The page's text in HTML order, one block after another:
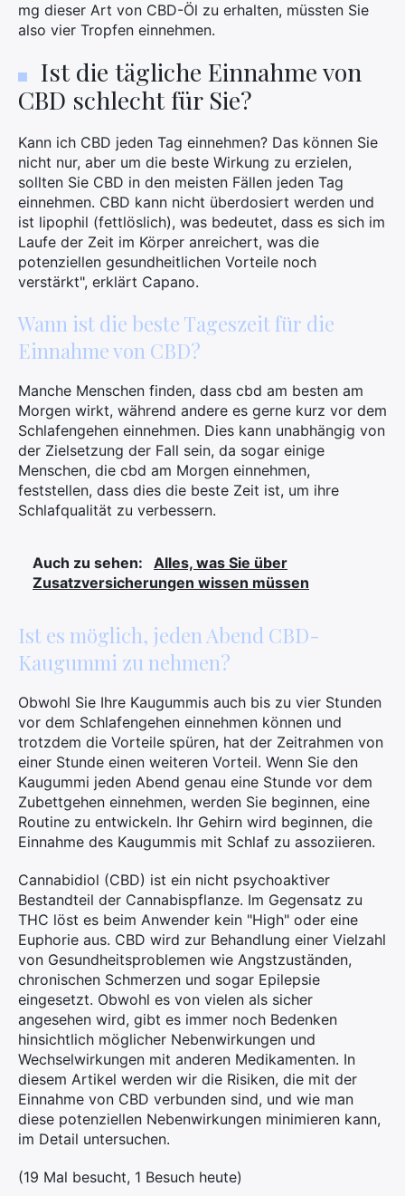
mg dieser Art von CBD-Öl zu erhalten, müssten Sie
also vier Tropfen einnehmen.
Ist die tägliche Einnahme von
CBD schlecht für Sie?
Kann ich CBD jeden Tag einnehmen? Das können Sie
nicht nur, aber um die beste Wirkung zu erzielen,
sollten Sie CBD in den meisten Fällen jeden Tag
einnehmen. CBD kann nicht überdosiert werden und
ist lipophil (fettlöslich), was bedeutet, dass es sich im
Laufe der Zeit im Körper anreichert, was die
potenziellen gesundheitlichen Vorteile noch
verstärkt", erklärt Capano.
Wann ist die beste Tageszeit für die
Einnahme von CBD?
Manche Menschen finden, dass cbd am besten am
Morgen wirkt, während andere es gerne kurz vor dem
Schlafengehen einnehmen. Dies kann unabhängig von
der Zielsetzung der Fall sein, da sogar einige
Menschen, die cbd am Morgen einnehmen,
feststellen, dass dies die beste Zeit ist, um ihre
Schlafqualität zu verbessern.
Auch zu sehen:
Alles, was Sie über
Zusatzversicherungen wissen müssen
Ist es möglich, jeden Abend CBD-
Kaugummi zu nehmen?
Obwohl Sie Ihre Kaugummis auch bis zu vier Stunden
vor dem Schlafengehen einnehmen können und
trotzdem die Vorteile spüren, hat der Zeitrahmen von
einer Stunde einen weiteren Vorteil. Wenn Sie den
Kaugummi jeden Abend genau eine Stunde vor dem
Zubettgehen einnehmen, werden Sie beginnen, eine
Routine zu entwickeln. Ihr Gehirn wird beginnen, die
Einnahme des Kaugummis mit Schlaf zu assoziieren.
Cannabidiol (CBD) ist ein nicht psychoaktiver
Bestandteil der Cannabispflanze. Im Gegensatz zu
THC löst es beim Anwender kein "High" oder eine
Euphorie aus. CBD wird zur Behandlung einer Vielzahl
von Gesundheitsproblemen wie Angstzuständen,
chronischen Schmerzen und sogar Epilepsie
eingesetzt. Obwohl es von vielen als sicher
angesehen wird, gibt es immer noch Bedenken
hinsichtlich möglicher Nebenwirkungen und
Wechselwirkungen mit anderen Medikamenten. In
diesem Artikel werden wir die Risiken, die mit der
Einnahme von CBD verbunden sind, und wie man
diese potenziellen Nebenwirkungen minimieren kann,
im Detail untersuchen.
(19 Mal besucht, 1 Besuch heute)